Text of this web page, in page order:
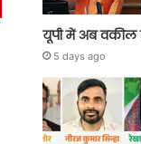
यूपी में अब
5 days ago